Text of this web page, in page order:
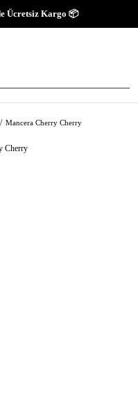
Ücretsiz Kargo 📦
Mancera Cherry Cherry